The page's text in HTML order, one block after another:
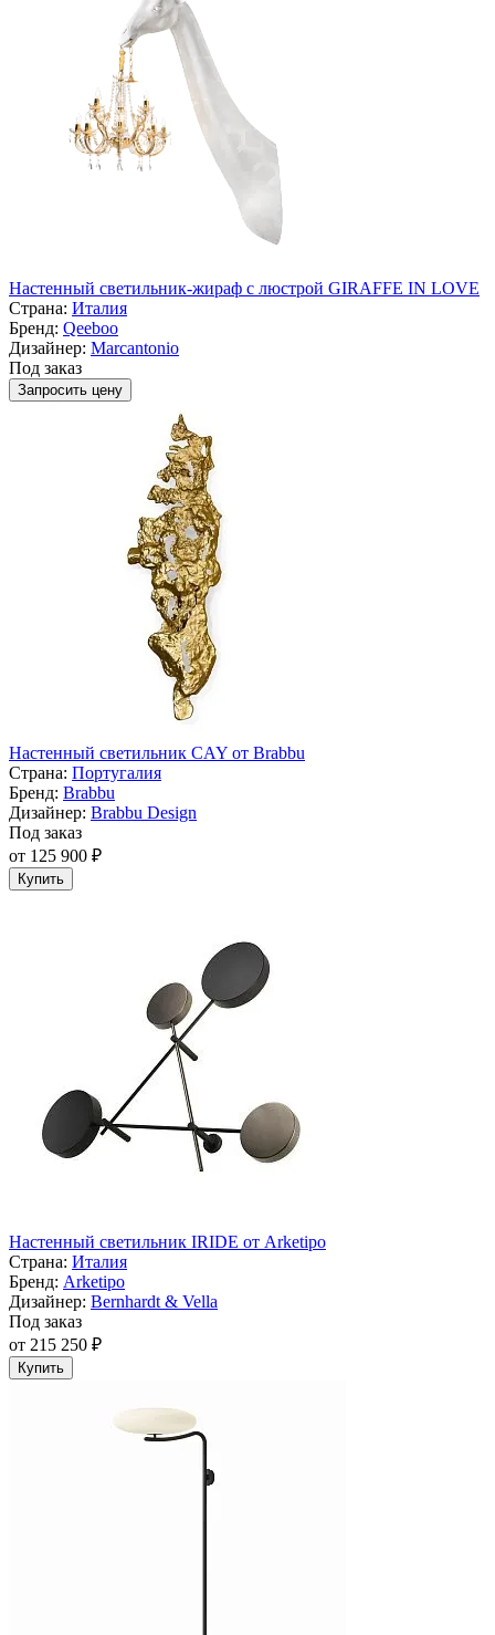
Настенный светильник-жираф с люстрой GIRAFFE IN LOVE
Страна: Италия
Бренд: Qeeboo
Дизайнер: Marcantonio
Под заказ
Запросить цену
Настенный светильник CAY от Brabbu
Страна: Португалия
Бренд: Brabbu
Дизайнер: Brabbu Design
Под заказ
от 125 900 ₽
Купить
Настенный светильник IRIDE от Arketipo
Страна: Италия
Бренд: Arketipo
Дизайнер: Bernhardt & Vella
Под заказ
от 215 250 ₽
Купить